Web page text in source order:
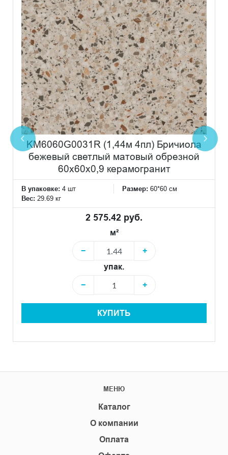
KM6060G0031R (1,44м 4пл) Бричиола
бежевый светлый матовый обрезной
60x60x0,9 керамогранит
В упаковке: 4 шт Размер: 60*60 см
Вес: 29.69 кг
2 575.42 руб.
м²
−
+
упак.
−
+
КУПИТЬ
МЕНЮ
Каталог
О компании
Оплата